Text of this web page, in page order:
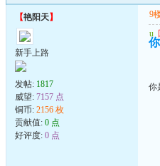
【艳阳天】
新手上路
发帖: 1817
威望: 7157 点
铜币: 2156 枚
贡献值: 0 点
好评度: 0 点
9
u
你